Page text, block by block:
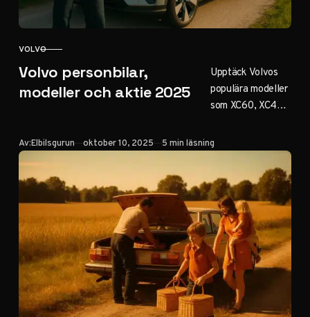
KATEGORI
VOLVO
Volvo personbilar,
modeller och aktie 2025
Upptäck Volvos
populära modeller
som XC60, XC40
eldrift och
säkerhet. Läs om
aktieprestanda för
Volvo AB och
Cars, begagnade
bilar via Selekt
samt historia och
elbilsstrategi för
2025.
Av:Elbilsgurun Publicerad
oktober 10, 2025 5 min läsning